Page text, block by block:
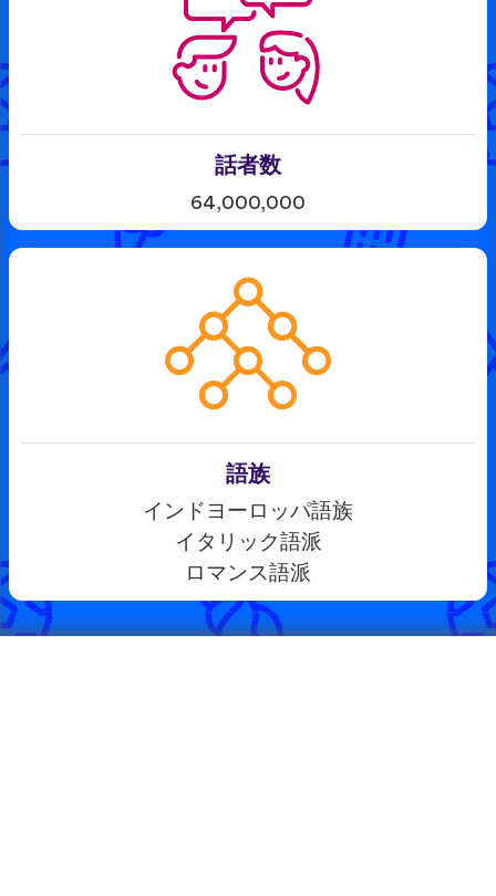
話者数
64,000,000
語族
インドヨーロッパ語族
イタリック語派
ロマンス語派